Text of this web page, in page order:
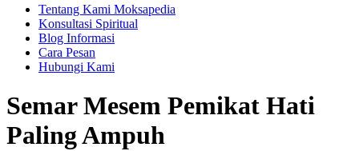
Tentang Kami Moksapedia
Konsultasi Spiritual
Blog Informasi
Cara Pesan
Hubungi Kami
Semar Mesem Pemikat Hati
Paling Ampuh